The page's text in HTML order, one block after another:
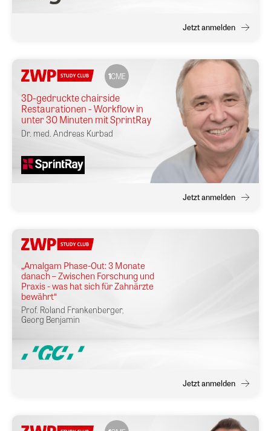
Jetzt anmelden
1CME
3D-gedruckte chairside
Restaurationen - Workflow in
unter 30 Minuten mit SprintRay
Dr. med. Andreas Kurbad
Jetzt anmelden
„Amalgam Phase-Out: 3 Monate
danach – Zwischen Forschung und
Praxis - was hat sich für Zahnärzte
bewährt“
Prof. Roland Frankenberger,
Georg Benjamin
Jetzt anmelden